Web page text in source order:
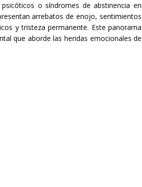
o síndromes de abstinencia en
arrebatos de enojo, sentimientos
y tristeza permanente. Este panorama
que aborde las heridas emocionales de